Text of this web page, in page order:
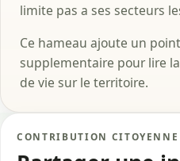
limite pas a ses secteurs
Ce hameau ajoute un
supplementaire pour lire
de vie sur le territoire.
CONTRIBUTION CITOYENNE